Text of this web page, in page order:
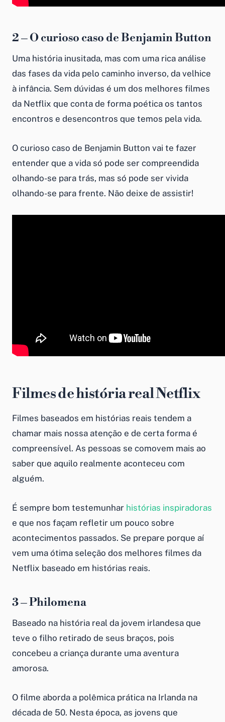
2 – O curioso caso de Benjamin Button
Uma história inusitada, mas com uma rica análise
das fases da vida pelo caminho inverso, da velhice
à infância. Sem dúvidas é um dos melhores filmes
da Netflix que conta de forma poética os tantos
encontros e desencontros que temos pela vida.
O curioso caso de Benjamin Button vai te fazer
entender que a vida só pode ser compreendida
olhando-se para trás, mas só pode ser vivida
olhando-se para frente. Não deixe de assistir!
Filmes de história real Netflix
Filmes baseados em histórias reais tendem a
chamar mais nossa atenção e de certa forma é
compreensível. As pessoas se comovem mais ao
saber que aquilo realmente aconteceu com
alguém.
É sempre bom testemunhar histórias inspiradoras
e que nos façam refletir um pouco sobre
acontecimentos passados. Se prepare porque aí
vem uma ótima seleção dos melhores filmes da
Netflix baseado em histórias reais.
3 – Philomena
Baseado na história real da jovem irlandesa que
teve o filho retirado de seus braços, pois
concebeu a criança durante uma aventura
amorosa.
O filme aborda a polêmica prática na Irlanda na
década de 50. Nesta época, as jovens que